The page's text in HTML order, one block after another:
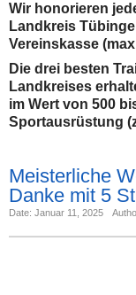
Wir honorieren
Landkreis
Vereinskasse
Die drei besten
Landkreises
im Wert von 500
Sportausrüstung
Meisterliche
Danke mit 5
Date: Januar 11, 2025